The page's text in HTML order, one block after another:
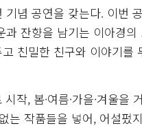
념 공연을 갖는다. 이번
잔향을 남기는 이아경
친밀한 친구와 이야기를
작, 봄·여름·가을·겨울
는 작품들을 넣어, 어설펐